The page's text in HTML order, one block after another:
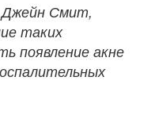
Джейн Смит,
таких
появление акне